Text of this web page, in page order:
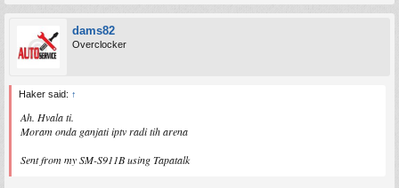
dams82
Overclocker
Haker said: ↑
Ah. Hvala ti.
Moram onda ganjati iptv radi tih arena
Sent from my SM-S911B using Tapatalk